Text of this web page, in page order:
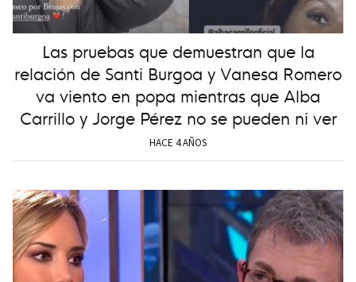
Las pruebas que demuestran que la
relación de Santi Burgoa y Vanesa Romero
va viento en popa mientras que Alba
Carrillo y Jorge Pérez no se pueden ni ver
HACE 4 AÑOS